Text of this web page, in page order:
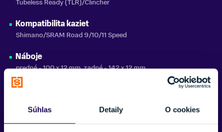
Súhlas Detaily O cookies
Tubeless Ready (TLR)/Clincher
Kompatibilita kaziet
Shimano/SRAM Road 9/10/11 Speed
Náboje
predné - 100 x 12 mm, zadné - 142 x 12 mm
Otvory
Typ disku